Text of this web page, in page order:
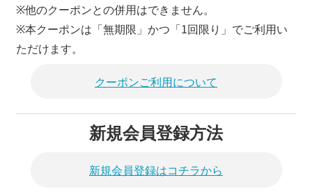
※他のクーポンとの併用はできません。
※本クーポンは「無期限」かつ「1回限り」でご利用い
ただけます。
クーポンご利用について
新規会員登録方法
新規会員登録はコチラから